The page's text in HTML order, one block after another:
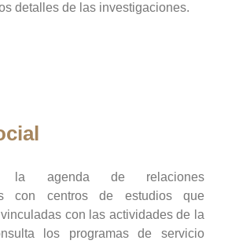
detalles de las investigaciones.
la agenda de relaciones
con centros de estudios que
con las actividades de la
los programas de servicio